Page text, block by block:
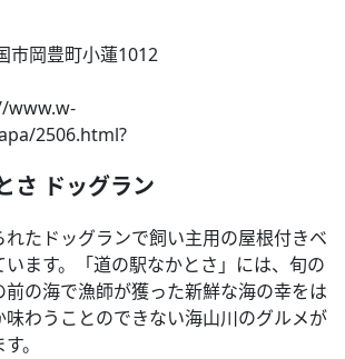
市岡豊町小蓮1012
www.w-
2506.html?
さ ドッグラン
たドッグランで飼い主用の屋根付きベ
ます。「道の駅なかとさ」には、旬の
の海で漁師が獲った新鮮な海の幸をは
味わうことのできない海山川のグルメが
。